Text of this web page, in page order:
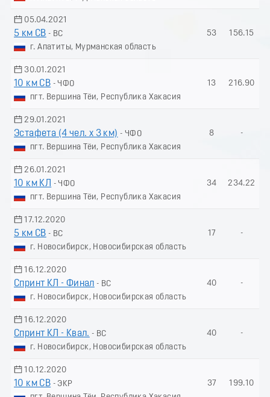
05.04.2021
5 км СВ - ВС
г. Апатиты, Мурманская область
53 156.15
30.01.2021
10 км СВ - ЧФО
пгт. Вершина Тёи, Республика Хакасия
13 216.90
29.01.2021
Эстафета (4 чел. х 3 км) - ЧФО
пгт. Вершина Тёи, Республика Хакасия
8 -
26.01.2021
10 км КЛ
- ЧФО
пгт. Вершина Тёи, Республика Хакасия
34 234.22
17.12.2020
5 км СВ - ВС
г. Новосибирск, Новосибирская область
17 -
16.12.2020
Спринт КЛ - Финал - ВС
г. Новосибирск, Новосибирская область
40 -
16.12.2020
Спринт КЛ - Квал. - ВС
г. Новосибирск, Новосибирская область
40 -
10.12.2020
10 км СВ - ЭКР
37 199.10